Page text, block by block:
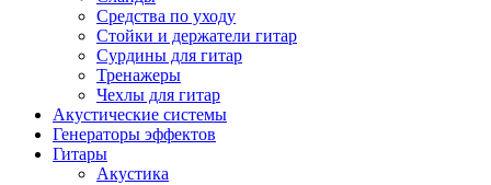
Средства по уходу
Стойки и держатели гитар
Сурдины для гитар
Тренажеры
Чехлы для гитар
Акустические системы
Генераторы эффектов
Гитары
Акустика